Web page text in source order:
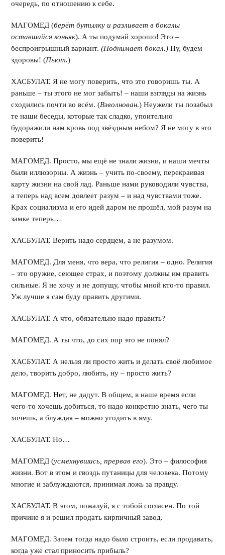
очередь, по отношению к себе.
МАГОМЕД (берёт бутылку и разливает в бокалы
оставшийся коньяк). А ты подумай хорошо! Это –
беспроигрышный вариант.(Поднимает бокал.)Ну, будем
здоровы! (Пьют.)
ХАСБУЛАТ. Я не могу поверить, что это говоришь ты. А
раньше – ты этого не мог забыть! – наши взгляды на жизнь
сходились почти во всём. (Взволнован.) Неужели ты позабыл
те наши беседы, которые так сладко, упоительно
будоражили нам кровь под звёздным небом? Я не могу в это
поверить!
МАГОМЕД. Просто, мы ещё не знали жизни, и наши мечты
были иллюзорны. А жизнь – учить по-своему, перекраивая
карту жизни на свой лад. Раньше нами руководили чувства,
а теперь над всем довлеет разум – и над чувствами тоже.
Крах социализма и его идей даром не прошёл, мой разум на
замке теперь…
ХАСБУЛАТ. Верить надо сердцем, а не разумом.
МАГОМЕД. Для меня, что вера, что религия – одно. Религия
– это оружие, сеющее страх, и поэтому должны им править
сильные. Я не хочу и не допущу, чтобы мной кто-то правил.
Уж лучше я сам буду править другими.
ХАСБУЛАТ. А что, обязательно надо править?
МАГОМЕД. А ты что, до сих пор это не понял?
ХАСБУЛАТ. А нельзя ли просто жить и делать своё любимое
дело, творить добро, любить, ну – просто жить?
МАГОМЕД. Нет, не дадут. В общем, в наше время если
чего-то хочешь добиться, то надо конкретно знать, чего ты
хочешь, а блуждая – можно угодить в яму.
ХАСБУЛАТ. Но…
МАГОМЕД (усмехнувшись, прервав его). Это – философия
жизни. Вот в этом и гвоздь путаницы для человека. Потому
многие и заблуждаются, принимая ложь за правду.
ХАСБУЛАТ. В этом, пожалуй, я с тобой согласен. По той
причине я и решил продать кирпичный завод.
МАГОМЕД. Зачем тогда надо было строить, если продавать,
когда уже стал приносить прибыль?